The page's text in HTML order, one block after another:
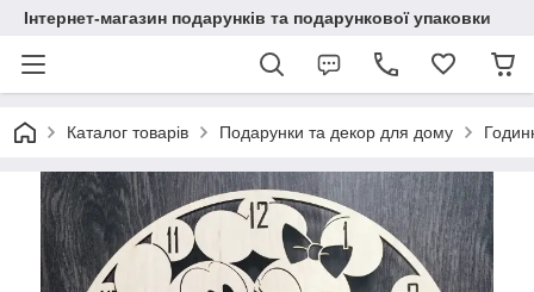
Інтернет-магазин подарунків та подарункової упаковки
Каталог товарів Подарунки та декор для дому